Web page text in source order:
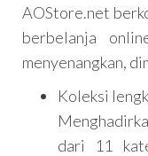
AOStore.net
berbelanja
menyenangkan,
Koleksi
dari 11